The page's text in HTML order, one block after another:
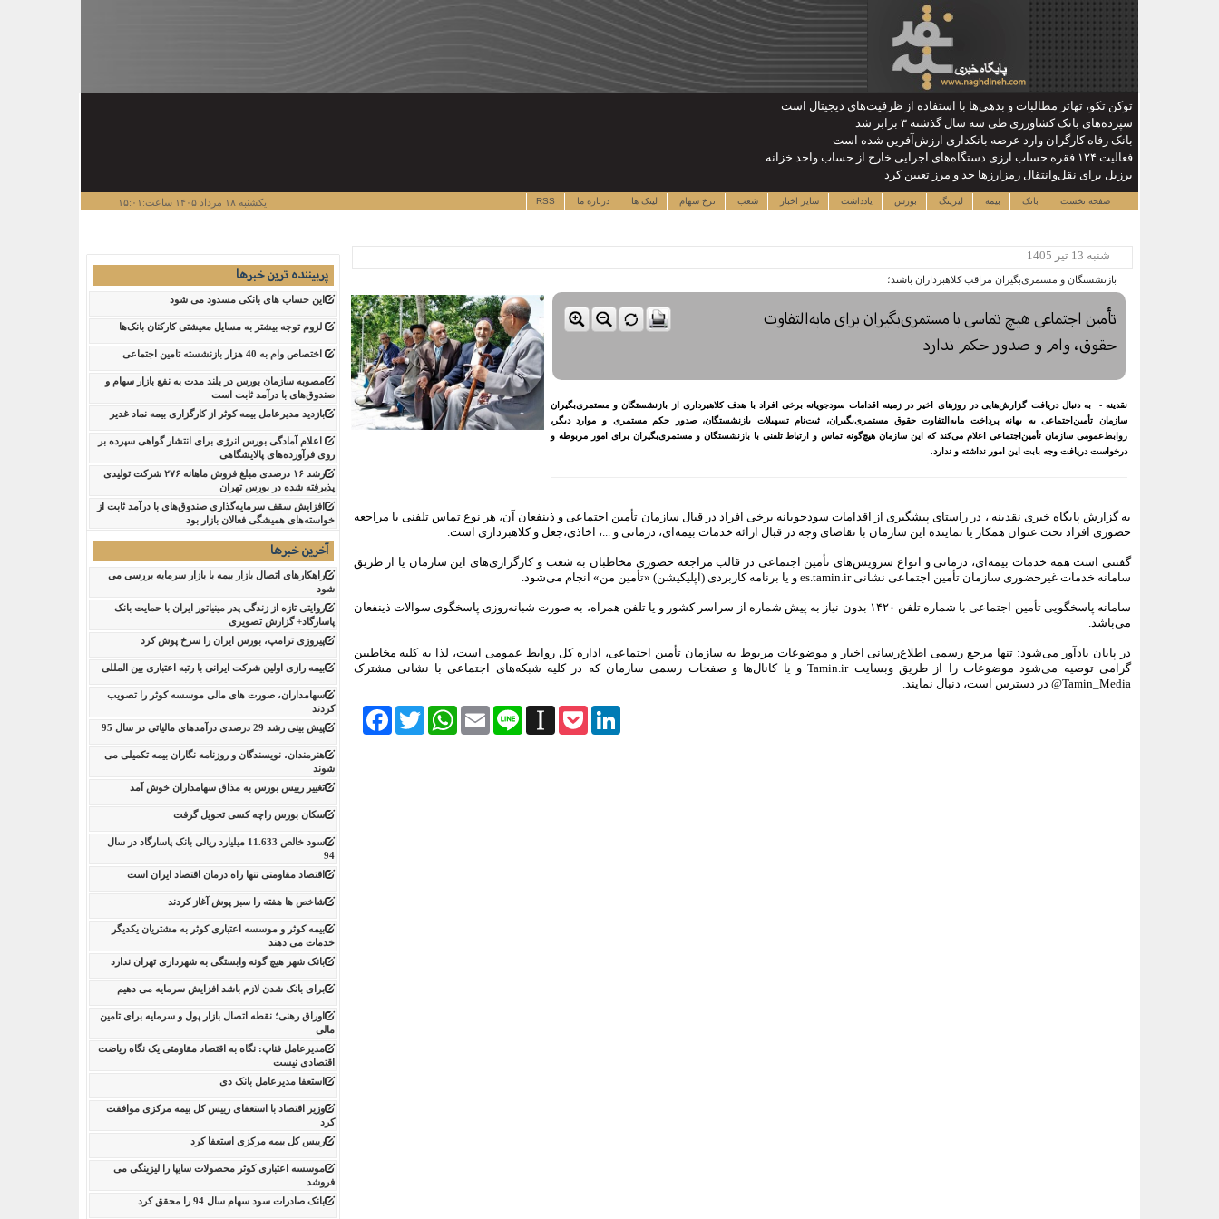
توکن تکو، تهاتر مطالبات و بدهی‌ها با استفاده از ظرفیت‌های دیجیتال است
سپرده‌های بانک کشاورزی طی سه سال گذشته ۳ برابر شد
بانک رفاه کارگران وارد عرصه بانکداری ارزش‌آفرین شده است
فعالیت ۱۲۴ فقره حساب ارزی دستگاه‌های اجرایی خارج از حساب واحد خزانه
برزیل برای نقل‌وانتقال رمزارزها حد و مرز تعیین کرد
یکشنبه ۱۸ مرداد ۱۴۰۵ ساعت:۱۵:۰۱ صفحه نخست بانک بیمه لیزینگ بورس یادداشت سایر اخبار شعب نرخ سهام لینک ها درباره ما RSS
پربیننده ترین خبرها
این حساب های بانکی مسدود می شود
لزوم توجه بیشتر به مسایل معیشتی کارکنان بانک‌ها
اختصاص وام به 40 هزار بازنشسته تامین اجتماعی
مصوبه سازمان بورس در بلند مدت به نفع بازار سهام و
صندوق‌های با درآمد ثابت است
بازدید مدیرعامل بیمه کوثر از کارگزاری بیمه نماد غدیر
اعلام آمادگی بورس انرژی برای انتشار گواهی سپرده بر
روی فرآورده‌های پالایشگاهی ‌
رشد ۱۶ درصدی مبلغ فروش ماهانه ۲۷۶ شرکت تولیدی
پذیرفته شده در بورس تهران
افزایش سقف سرمایه‌گذاری صندوق‌های با درآمد ثابت از
خواسته‌های همیشگی فعالان بازار بود
آخرین خبرها
راهکارهای اتصال بازار بیمه با بازار سرمایه بررسی می
شود
روایتی تازه از زندگی پدر مینیاتور ایران با حمایت بانک
پاسارگاد+ گزارش تصویری
پیروزی ترامپ، بورس ایران را سرخ پوش کرد
بیمه رازی اولین شرکت ایرانی با رتبه اعتباری بین المللی
سهامداران، صورت های مالی موسسه کوثر را تصویب
کردند
پیش بینی رشد 29 درصدی درآمدهای مالیاتی در سال 95
هنرمندان، نویسندگان و روزنامه نگاران بیمه تکمیلی می
شوند
تغییر رییس بورس به مذاق سهامداران خوش آمد
سکان بورس راچه کسی تحویل گرفت
سود خالص 11.633 میلیارد ریالی بانک پاسارگاد در سال
94
اقتصاد مقاومتی تنها راه درمان اقتصاد ایران است
شاخص ها هفته را سبز پوش آغاز کردند
بیمه کوثر و موسسه اعتباری کوثر به مشتریان یکدیگر
خدمات می دهند
بانک شهر هیچ گونه وابستگی به شهرداری تهران ندارد
برای بانک شدن لازم باشد افزایش سرمایه می دهیم
اوراق رهنی؛ نقطه اتصال بازار پول و سرمایه برای تامین
مالی
مدیرعامل فناپ: نگاه به اقتصاد مقاومتی یک نگاه ریاضت
اقتصادی نیست
استعفا مدیرعامل بانک دی
وزیر اقتصاد با استعفای رییس کل بیمه مرکزی موافقت
کرد
رییس کل بیمه مرکزی استعفا کرد
موسسه اعتباری کوثر محصولات سایپا را لیزینگی می
فروشد
بانک صادرات سود سهام سال 94 را محقق کرد
شنبه 13 تير 1405
بازنشستگان و مستمری‌بگیران مراقب کلاهبرداران باشند؛
تأمین اجتماعی هیچ تماسی با مستمری‌بگیران برای مابه‌التفاوت
حقوق، وام و صدور حکم ندارد
نقدینه - به دنبال دریافت گزارش‌هایی در روزهای اخیر در زمینه اقدامات سودجویانه برخی افراد با هدف کلاهبرداری از بازنشستگان و مستمری‌بگیران
سازمان تأمین‌اجتماعی به بهانه پرداخت مابه‌التفاوت حقوق مستمری‌بگیران، ثبت‌نام تسهیلات بازنشستگان، صدور حکم مستمری و موارد دیگر،
روابط‌عمومی سازمان تأمین‌اجتماعی اعلام می‌کند که این سازمان هیچ‌گونه تماس و ارتباط تلفنی با بازنشستگان و مستمری‌بگیران برای امور مربوطه و
درخواست دریافت وجه بابت این امور نداشته و ندارد.
به گزارش پایگاه خبری نقدینه ، در راستای پیشگیری از اقدامات سودجویانه برخی افراد در قبال سازمان تأمین اجتماعی و ذینفعان آن، هر نوع تماس تلفنی یا مراجعه
حضوری افراد تحت عنوان همکار یا نماینده این سازمان با تقاضای وجه در قبال ارائه خدمات بیمه‌ای، درمانی و ...، اخاذی،جعل و کلاهبرداری است.
گفتنی است همه خدمات بیمه‌ای، درمانی و انواع سرویس‌های تأمین اجتماعی در قالب مراجعه حضوری مخاطبان به شعب و کارگزاری‌های این سازمان یا از طریق
سامانه خدمات غیرحضوری سازمان تأمین اجتماعی نشانی es.tamin.ir و یا برنامه کاربردی (اپلیکیشن) «تأمین من» انجام می‌شود.
سامانه پاسخگویی تأمین اجتماعی با شماره تلفن ۱۴۲۰ بدون نیاز به پیش شماره از سراسر کشور و یا تلفن همراه، به صورت شبانه‌روزی پاسخگوی سوالات ذینفعان
می‌باشد.
در پایان یادآور می‌شود: تنها مرجع رسمی اطلاع‌رسانی اخبار و موضوعات مربوط به سازمان تأمین اجتماعی، اداره کل روابط عمومی است، لذا به کلیه مخاطبین
گرامی توصیه می‌شود موضوعات را از طریق وبسایت Tamin.ir و یا کانال‌ها و صفحات رسمی سازمان که در کلیه شبکه‌های اجتماعی با نشانی مشترک
Tamin_Media@ در دسترس است، دنبال نمایند.
Facebook TwitterWhatsApp Email LineInstapaper PocketLinkedIn